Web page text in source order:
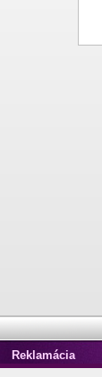
Reklamácia